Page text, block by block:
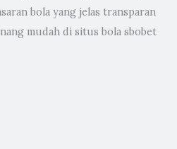
bola yang jelas transparan
mudah di situs bola sbobet